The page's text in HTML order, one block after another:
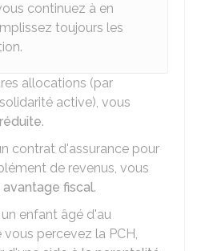
continuez à en
toujours les
allocations (par
active), vous
.
contrat d'assurance pour
de revenus, vous
avantage fiscal.
enfant âgé d'au
percevez la PCH,